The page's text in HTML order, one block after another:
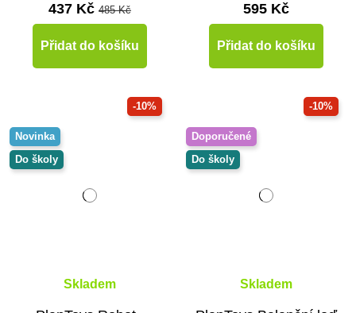
437 Kč 485 Kč
Přidat do košíku
595 Kč
Přidat do košíku
-10%
Novinka
Do školy
Skladem
-10%
Doporučené
Do školy
Skladem